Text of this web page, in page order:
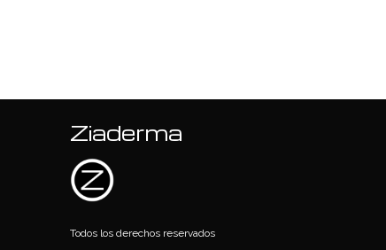
Ziaderma
Todos los derechos reservados